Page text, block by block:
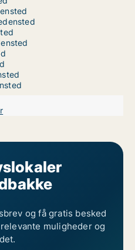
og få gratis besked
muligheder og